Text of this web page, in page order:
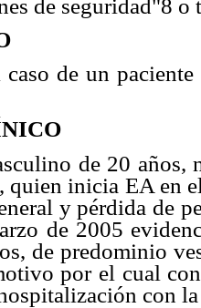
de seguridad"8 o
caso de un
de 20 años,
quien inicia EA en
y pérdida de
de 2005
de predominio
por el cual
con